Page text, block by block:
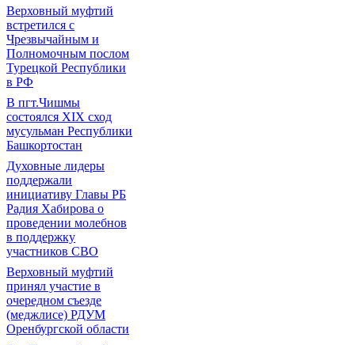
Верховный муфтий
встретился с
Чрезвычайным и
Полномочным послом
Турецкой Республики
в РФ
В пгт.Чишмы
состоялся XIX сход
мусульман Республики
Башкортостан
Духовные лидеры
поддержали
инициативу Главы РБ
Радия Хабирова о
проведении молебнов
в поддержку
участников СВО
Верховный муфтий
принял участие в
очередном съезде
(меджлисе) РДУМ
Оренбургской области